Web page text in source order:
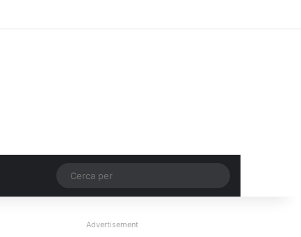
Un articolo a caso
per
Advertisement